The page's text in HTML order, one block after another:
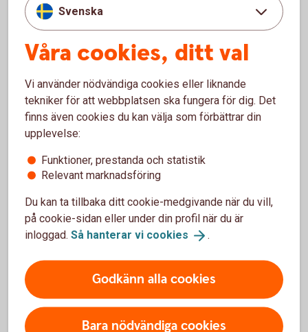
hjälp att komma tillbaka till arbetet, kan ni få
arbetslivsinriktat rehabiliteringsstöd via sjukförsäkringen.
Tillsammans med Feelgood skapas en rehabiliteringsplan
för att komma tillbaka till arbetet - och hälsan.
Ingår i din sjukförsäkring
Tillgänglig alla vardagar klockan 08.00-17.00
Arbetslivsinriktad rehabilitering i samarbete
med Feelgood
Så fungerar rehabiliteringsstöd
Kontaktvägar rehabiliteringsstöd
Svenska
Våra cookies, ditt val
Vi använder nödvändiga cookies eller liknande
tekniker för att webbplatsen ska fungera för dig. Det
finns även cookies du kan välja som förbättrar din
upplevelse:
Funktioner, prestanda och statistik
Relevant marknadsföring
Du kan ta tillbaka ditt cookie-medgivande när du vill,
på cookie-sidan eller under din profil när du är
inloggad. Så hanterar vi cookies .
Godkänn alla cookies
Bara nödvändiga cookies